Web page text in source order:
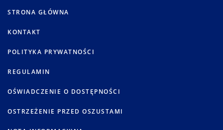
STRONA GŁÓWNA
KONTAKT
POLITYKA PRYWATNOŚCI
REGULAMIN
OŚWIADCZENIE O DOSTĘPNOŚCI
OSTRZEŻENIE PRZED OSZUSTAMI